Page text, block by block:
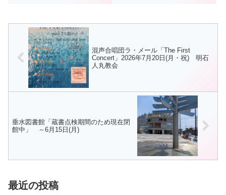
工、植栽の管理を行う
GOOD2GARDENが営むカフェ・
混声合唱団ラ・メール「The First
Concert」2026年7月20日(月・祝) 明石
人丸教会
垂水図書館「蔵書点検期間のため現在閉
館中」 ～6月15日(月)
最近の投稿